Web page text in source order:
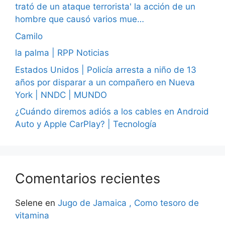
trató de un ataque terrorista' la acción de un
hombre que causó varios mue…
Camilo
la palma | RPP Noticias
Estados Unidos | Policía arresta a niño de 13
años por disparar a un compañero en Nueva
York | NNDC | MUNDO
¿Cuándo diremos adiós a los cables en Android
Auto y Apple CarPlay? | Tecnología
Comentarios recientes
Selene en Jugo de Jamaica , Como tesoro de
vitamina